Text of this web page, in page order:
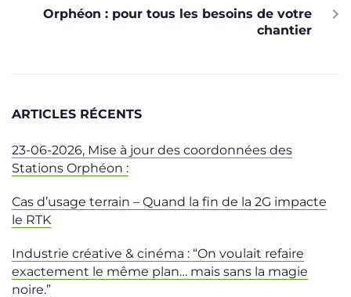
Orphéon : pour tous les besoins de votre
chantier
ARTICLES RÉCENTS
23-06-2026, Mise à jour des coordonnées des
Stations Orphéon :
Cas d’usage terrain – Quand la fin de la 2G impacte
le RTK
Industrie créative & cinéma : “On voulait refaire
exactement le même plan… mais sans la magie
noire.”